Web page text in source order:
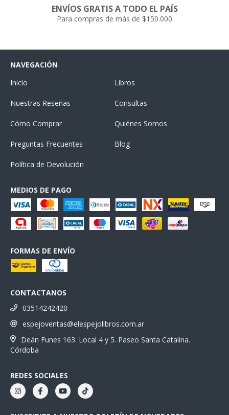
ENVÍOS GRATIS A TODO EL PAÍS
Para compras de más de $150.000
NAVEGACIÓN
Inicio
Libros
Nuestras Reseñas Consultas
Cómo Comprar Quiénes Somos
Preguntas Frecuentes Blog
Política de Devolución
MEDIOS DE PAGO
FORMAS DE ENVÍO
CONTACTANOS
03514242420
espejoventas@elespejolibros.com.ar
Deán Funes 163. Local 4 y 5. Paseo Santa Catalina.
Córdoba
REDES SOCIALES